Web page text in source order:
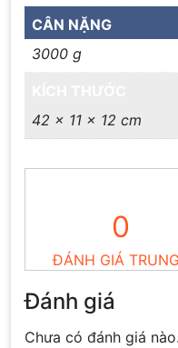
CÂN NẶNG
3000 g
42 × 11 × 12 cm
0
ĐÁNH GIÁ
Đánh giá
Chưa có đánh giá nào.